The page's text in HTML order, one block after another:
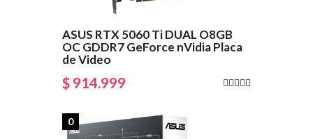
ASUS RTX 5060 Ti DUAL O8GB
OC GDDR7 GeForce nVidia Placa
de Video
$ 914.999
0